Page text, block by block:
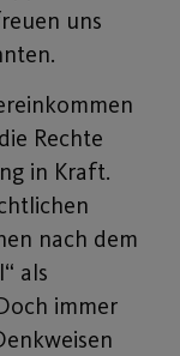
uns
Rechte
in Kraft.
nach dem
als
immer